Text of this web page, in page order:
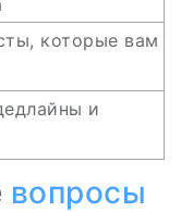
которые вам
и
вопросы